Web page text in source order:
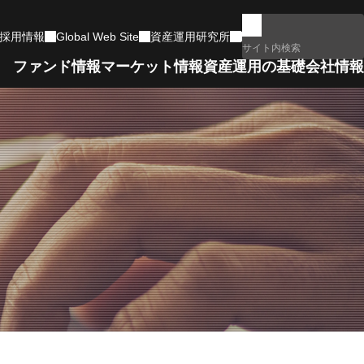
採用情報 Global Web Site 資産運用研究所
ファンド情報
ァンドランキング
確定拠出年金
画・特設サイト集
マーケット情報
ーケットコメント一覧
政治・経済イベント
リート指数
資産運用の基礎
もっと詳しく学ぶ
ポートします
会社情報
ネットワーク・組織図
電子公告